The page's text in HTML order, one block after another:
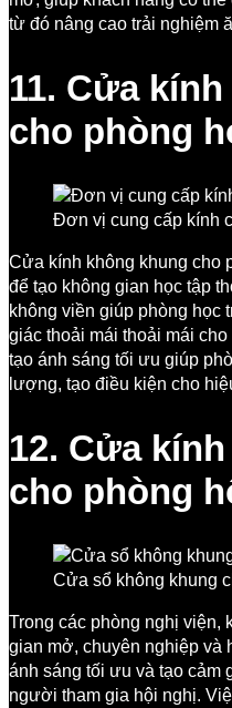
từ đó nâng cao trải nghiệm
11. Cửa
cho phòng
Đơn vị cung cấp kính
Cửa kính không khung cho
để tạo không gian học tập
không viền giúp phòng học
giác thoải mái thoải mái
tạo ánh sáng tối ưu giúp
lượng, tạo điều kiện cho
12. Cửa
cho phòng
Cửa sổ không khung
Trong các phòng nghị viện,
gian mở, chuyên nghiệp và
ánh sáng tối ưu và tạo cảm
người tham gia hội nghị.